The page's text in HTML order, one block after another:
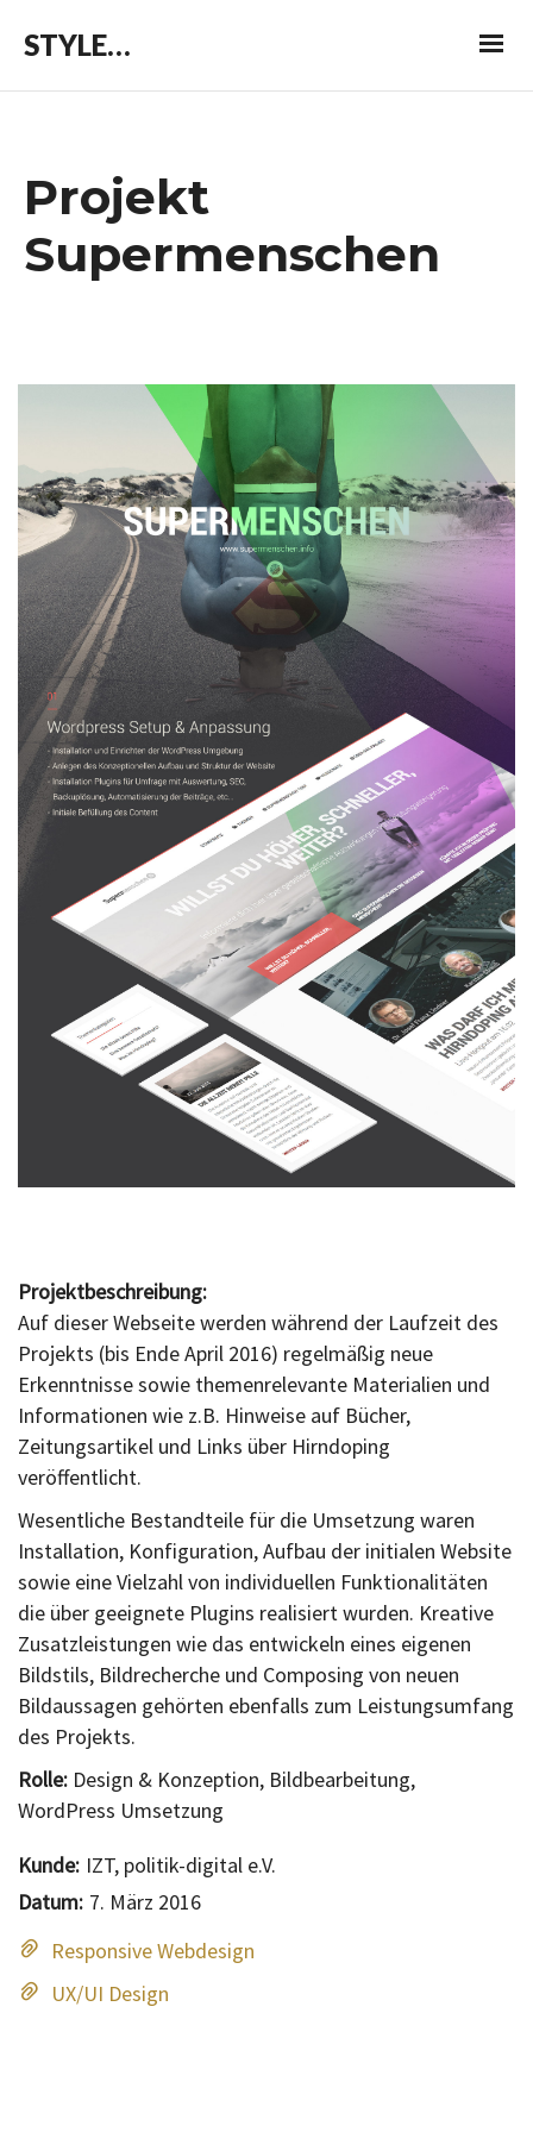
STYLEPATROL
Projekt
Supermenschen
Projektbeschreibung:
Auf dieser Webseite werden während der Laufzeit des
Projekts (bis Ende April 2016) regelmäßig neue
Erkenntnisse sowie themenrelevante Materialien und
Informationen wie z.B. Hinweise auf Bücher,
Zeitungsartikel und Links über Hirndoping
veröffentlicht.
Wesentliche Bestandteile für die Umsetzung waren
Installation, Konfiguration, Aufbau der initialen Website
sowie eine Vielzahl von individuellen Funktionalitäten
die über geeignete Plugins realisiert wurden. Kreative
Zusatzleistungen wie das entwickeln eines eigenen
Bildstils, Bildrecherche und Composing von neuen
Bildaussagen gehörten ebenfalls zum Leistungsumfang
des Projekts.
Rolle: Design & Konzeption, Bildbearbeitung,
WordPress Umsetzung
Kunde: IZT, politik-digital e.V.
Datum: 7. März 2016
Responsive Webdesign
UX/UI Design